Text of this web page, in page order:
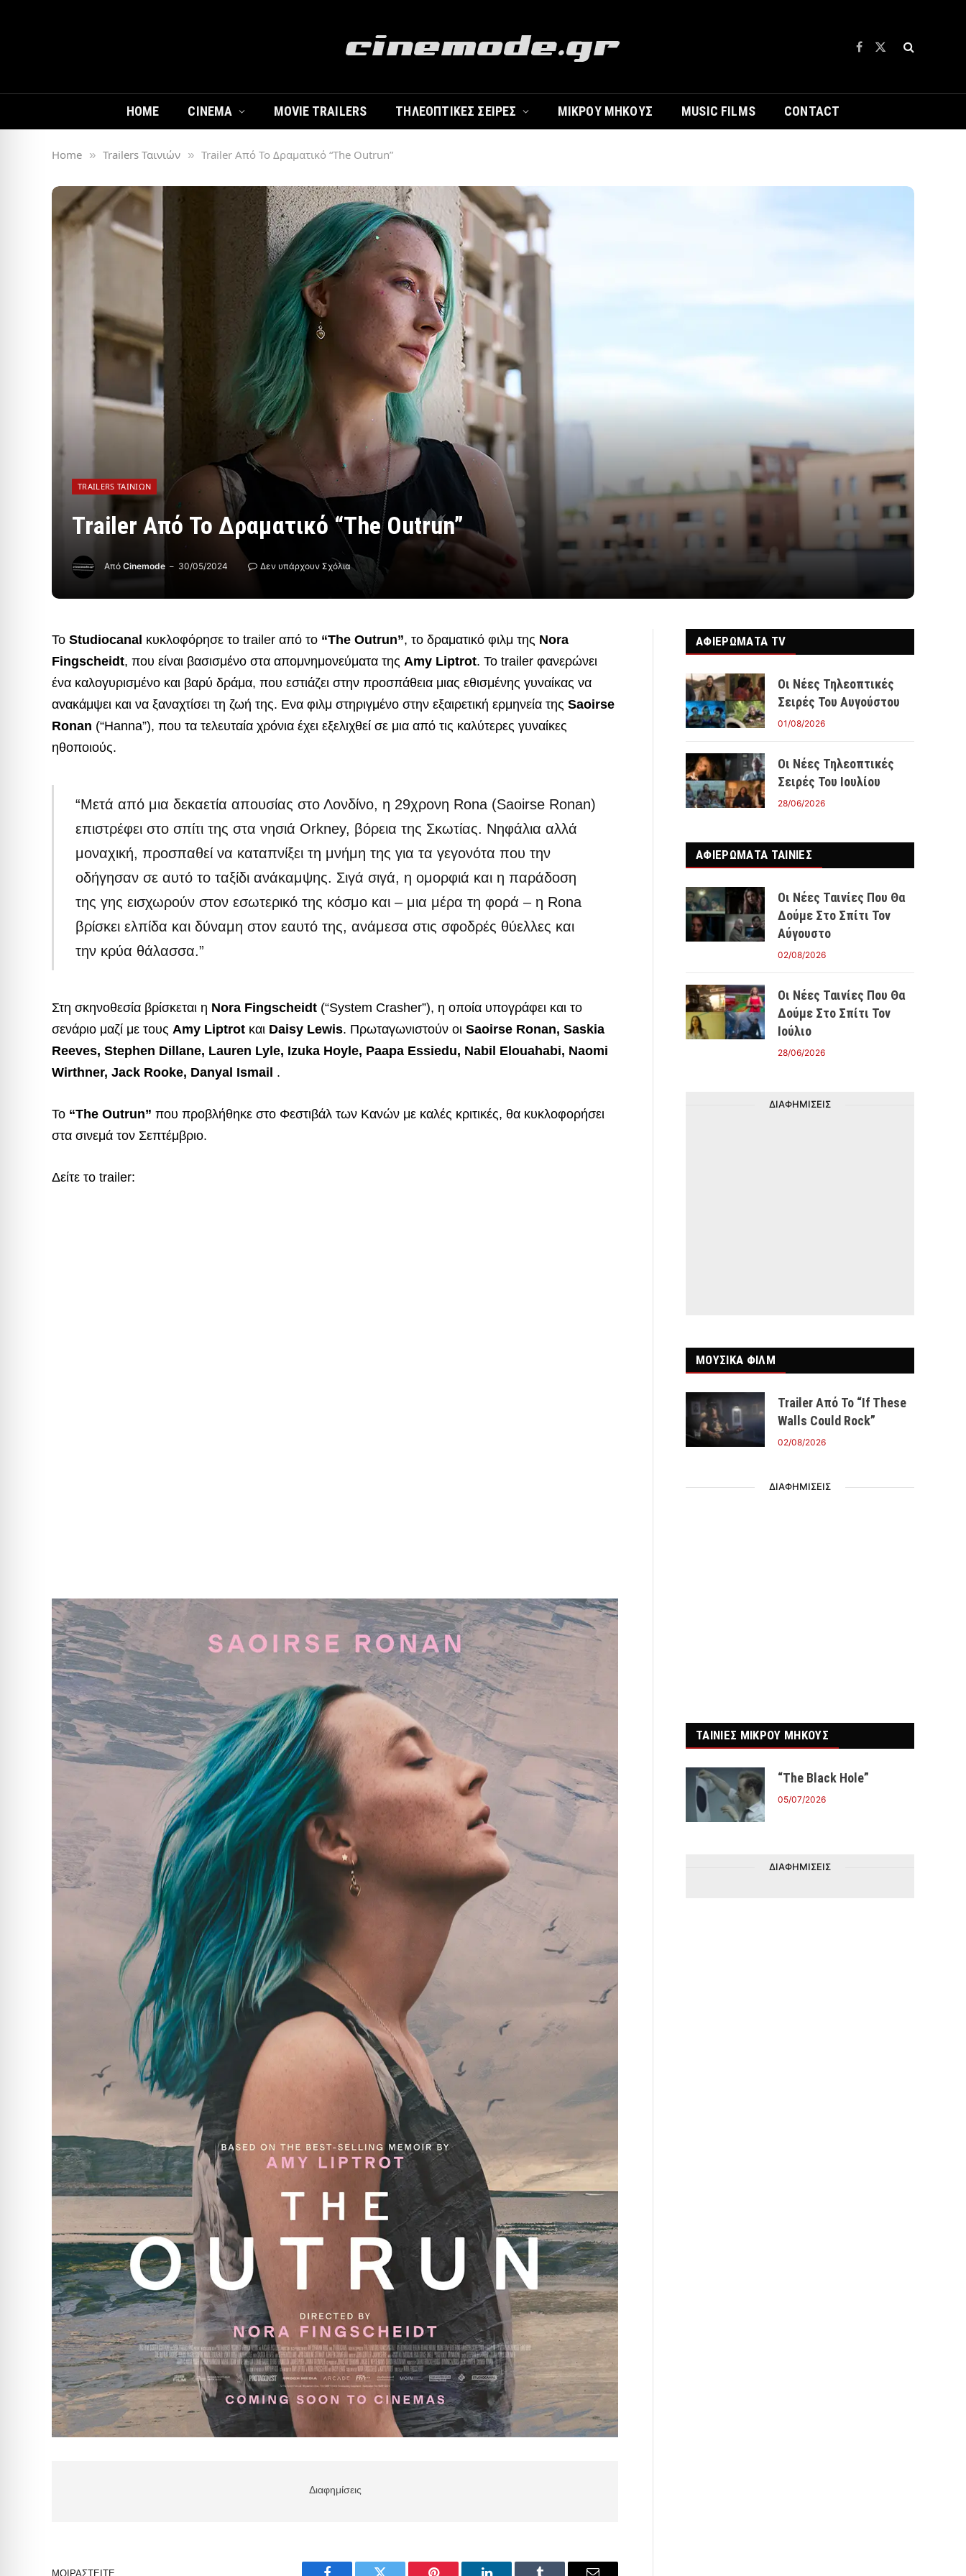
Facebook
X
HOME CINEMA MOVIE TRAILERS ΤΗΛΕΟΠΤΙΚΈΣ ΣΕΙΡΈΣ ΜΙΚΡΟΎ ΜΉΚΟΥΣ MUSIC FILMS CONTACT
Home » Trailers Ταινιών » Trailer Από Το Δραματικό “The Outrun”
TRAILERS ΤΑΙΝΙΏΝ
Trailer Από Το Δραματικό “The Outrun”
Από Cinemode 30/05/2024 Δεν υπάρχουν Σχόλια
Το Studiocanal κυκλοφόρησε το trailer από το “The Outrun”, το δραματικό φιλμ της Nora
Fingscheidt, που είναι βασισμένο στα απομνημονεύματα της Amy Liptrot. Το trailer φανερώνει
ένα καλογυρισμένο και βαρύ δράμα, που εστιάζει στην προσπάθεια μιας εθισμένης γυναίκας να
ανακάμψει και να ξαναχτίσει τη ζωή της. Ενα φιλμ στηριγμένο στην εξαιρετική ερμηνεία της Saoirse
Ronan (“Hanna”), που τα τελευταία χρόνια έχει εξελιχθεί σε μια από τις καλύτερες γυναίκες
ηθοποιούς.
“Μετά από μια δεκαετία απουσίας στο Λονδίνο, η 29χρονη Rona (Saoirse Ronan)
επιστρέφει στο σπίτι της στα νησιά Orkney, βόρεια της Σκωτίας. Νηφάλια αλλά
μοναχική, προσπαθεί να καταπνίξει τη μνήμη της για τα γεγονότα που την
οδήγησαν σε αυτό το ταξίδι ανάκαμψης. Σιγά σιγά, η ομορφιά και η παράδοση
της γης εισχωρούν στον εσωτερικό της κόσμο και – μια μέρα τη φορά – η Rona
βρίσκει ελπίδα και δύναμη στον εαυτό της, ανάμεσα στις σφοδρές θύελλες και
την κρύα θάλασσα.”
Στη σκηνοθεσία βρίσκεται η Nora Fingscheidt (“System Crasher”), η οποία υπογράφει και το
σενάριο μαζί με τους Amy Liptrot και Daisy Lewis. Πρωταγωνιστούν οι Saoirse Ronan, Saskia
Reeves, Stephen Dillane, Lauren Lyle, Izuka Hoyle, Paapa Essiedu, Nabil Elouahabi, Naomi
Wirthner, Jack Rooke, Danyal Ismail .
Το “The Outrun” που προβλήθηκε στο Φεστιβάλ των Κανών με καλές κριτικές, θα κυκλοφορήσει
στα σινεμά τον Σεπτέμβριο.
Δείτε το trailer:
Διαφημίσεις
ΜΟΙΡΑΣΤΕΊΤΕ.
ΑΦΙΕΡΩΜΑΤΑ TV
Οι Νέες Τηλεοπτικές
Σειρές Του Αυγούστου
01/08/2026
Οι Νέες Τηλεοπτικές
Σειρές Του Ιουλίου
28/06/2026
ΑΦΙΕΡΩΜΑΤΑ ΤΑΙΝΊΕΣ
Οι Νέες Ταινίες Που Θα
Δούμε Στο Σπίτι Τον
Αύγουστο
02/08/2026
Οι Νέες Ταινίες Που Θα
Δούμε Στο Σπίτι Τον
Ιούλιο
28/06/2026
ΔΙΑΦΗΜΙΣΕΙΣ
ΜΟΥΣΙΚΑ ΦΙΛΜ
Trailer Από Το “If These
Walls Could Rock”
02/08/2026
ΔΙΑΦΗΜΙΣΕΙΣ
ΤΑΙΝΙΕΣ ΜΙΚΡΟΥ ΜΗΚΟΥΣ
“The Black Hole”
05/07/2026
ΔΙΑΦΗΜΙΣΕΙΣ